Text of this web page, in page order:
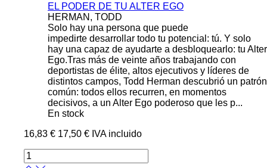
EL PODER DE TU ALTER EGO
HERMAN, TODD
Solo hay una persona que puede
impedirte desarrollar todo tu potencial: tú. Y solo
hay una capaz de ayudarte a desbloquearlo: tu Alter
Ego.Tras más de veinte años trabajando con
deportistas de élite, altos ejecutivos y líderes de
distintos campos, Todd Herman descubrió un patrón
común: todos ellos recurren, en momentos
decisivos, a un Alter Ego poderoso que les p...
En stock
16,83 € 17,50 € IVA incluido